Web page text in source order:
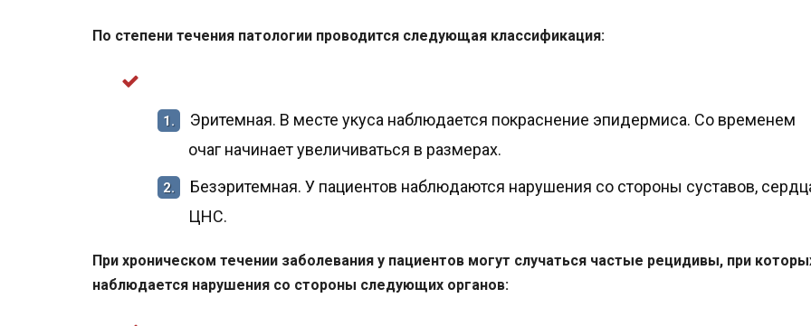
По степени течения патологии проводится следующая классификация:
1.
Эритемная. В месте укуса наблюдается покраснение эпидермиса. Со временем
очаг начинает увеличиваться в размерах.
2.
Безэритемная. У пациентов наблюдаются нарушения со стороны суставов,
ЦНС.
При хроническом течении заболевания у пациентов могут случаться частые рецидивы, при
наблюдается нарушения со стороны следующих органов: